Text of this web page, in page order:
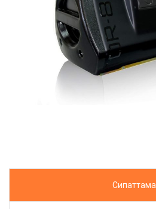
Сипаттама